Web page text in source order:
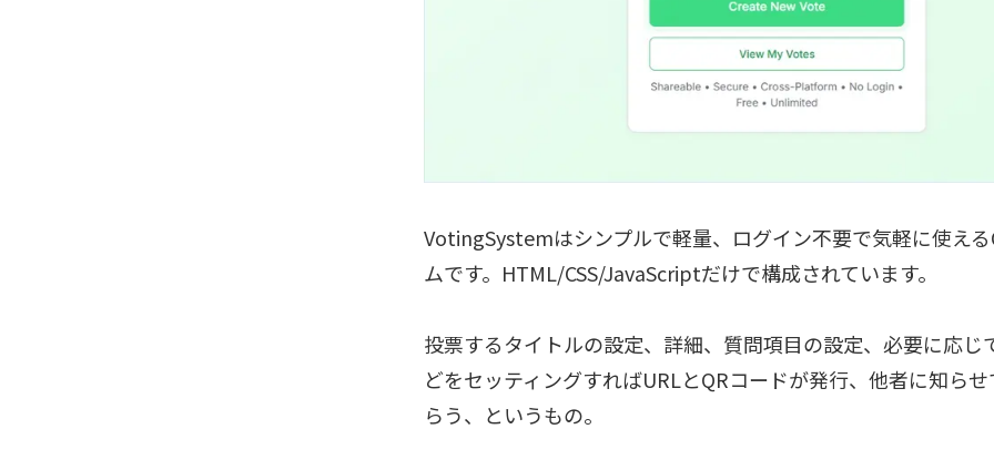
VotingSystemはシンプルで軽量、ログイン不要で気軽に使える
ムです。HTML/CSS/JavaScriptだけで構成されています。
投票するタイトルの設定、詳細、質問項目の設定、必要に応じ
どをセッティングすればURLとQRコードが発行、他者に知ら
らう、というもの。